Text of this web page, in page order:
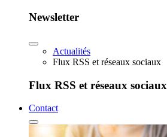
Newsletter
Actualités
Flux RSS et réseaux sociaux
Flux RSS et réseaux sociaux
Contact